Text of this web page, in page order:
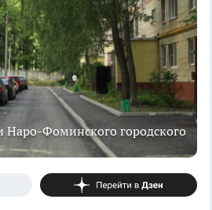
Фоминского городского